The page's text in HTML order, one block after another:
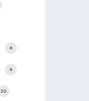
6
6
20